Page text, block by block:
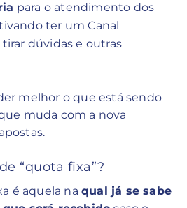
para o atendimento dos
ter um Canal
dúvidas e outras
melhor o que está sendo
muda com a nova
“quota fixa”?
é aquela na qual já se sabe